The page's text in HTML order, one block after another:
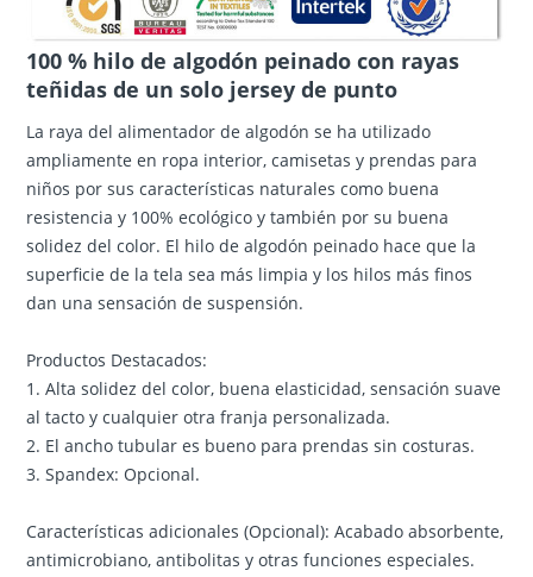
100 % hilo de algodón peinado con rayas
teñidas de un solo jersey de punto
La raya del alimentador de algodón se ha utilizado
ampliamente en ropa interior, camisetas y prendas para
niños por sus características naturales como buena
resistencia y 100% ecológico y también por su buena
solidez del color. El hilo de algodón peinado hace que la
superficie de la tela sea más limpia y los hilos más finos
dan una sensación de suspensión.
Productos Destacados:
1. Alta solidez del color, buena elasticidad, sensación suave
al tacto y cualquier otra franja personalizada.
2. El ancho tubular es bueno para prendas sin costuras.
3. Spandex: Opcional.
Características adicionales (Opcional): Acabado absorbente,
antimicrobiano, antibolitas y otras funciones especiales.